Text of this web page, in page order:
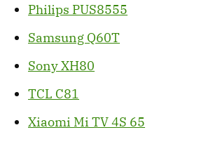
Philips PUS8555
Samsung Q60T
Sony XH80
TCL C81
Xiaomi Mi TV 4S 65